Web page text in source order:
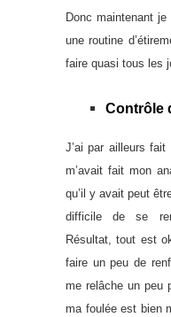
Donc maintenant
une routine
faire quasi tous les
Contrôle
J’ai par ailleurs
m’avait fait mon
qu’il y avait peut
difficile de se
Résultat, tout est
faire un peu de
me relâche un peu
ma foulée est bien